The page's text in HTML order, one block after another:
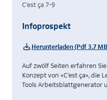
C’est ça 7–9
Infoprospekt
Herunterladen (Pdf 3.7
Auf zwölf Seiten erfahren
Konzept von «C’est ça»,
Tools Arbeitsblattgenerator